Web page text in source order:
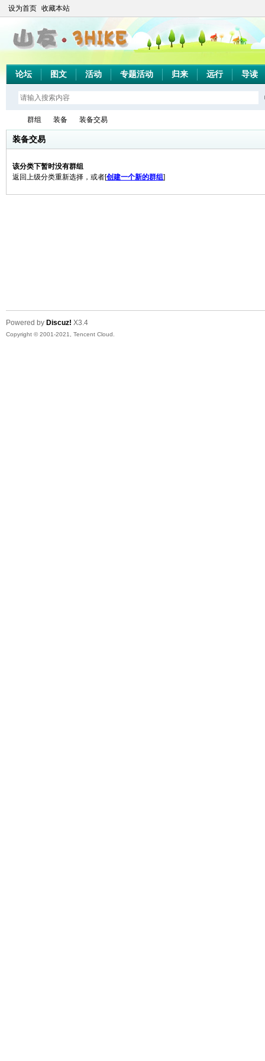
设为首页 收藏本站
论坛 图文 活动 专题活动 归来 远行 导读
›
群组
›
装备
›
装备交易
装备交易
该分类下暂时没有群组
返回上级分类重新选择，或者[创建一个新的群组]
Powered by Discuz! X3.4
Copyright © 2001-2021, Tencent Cloud.